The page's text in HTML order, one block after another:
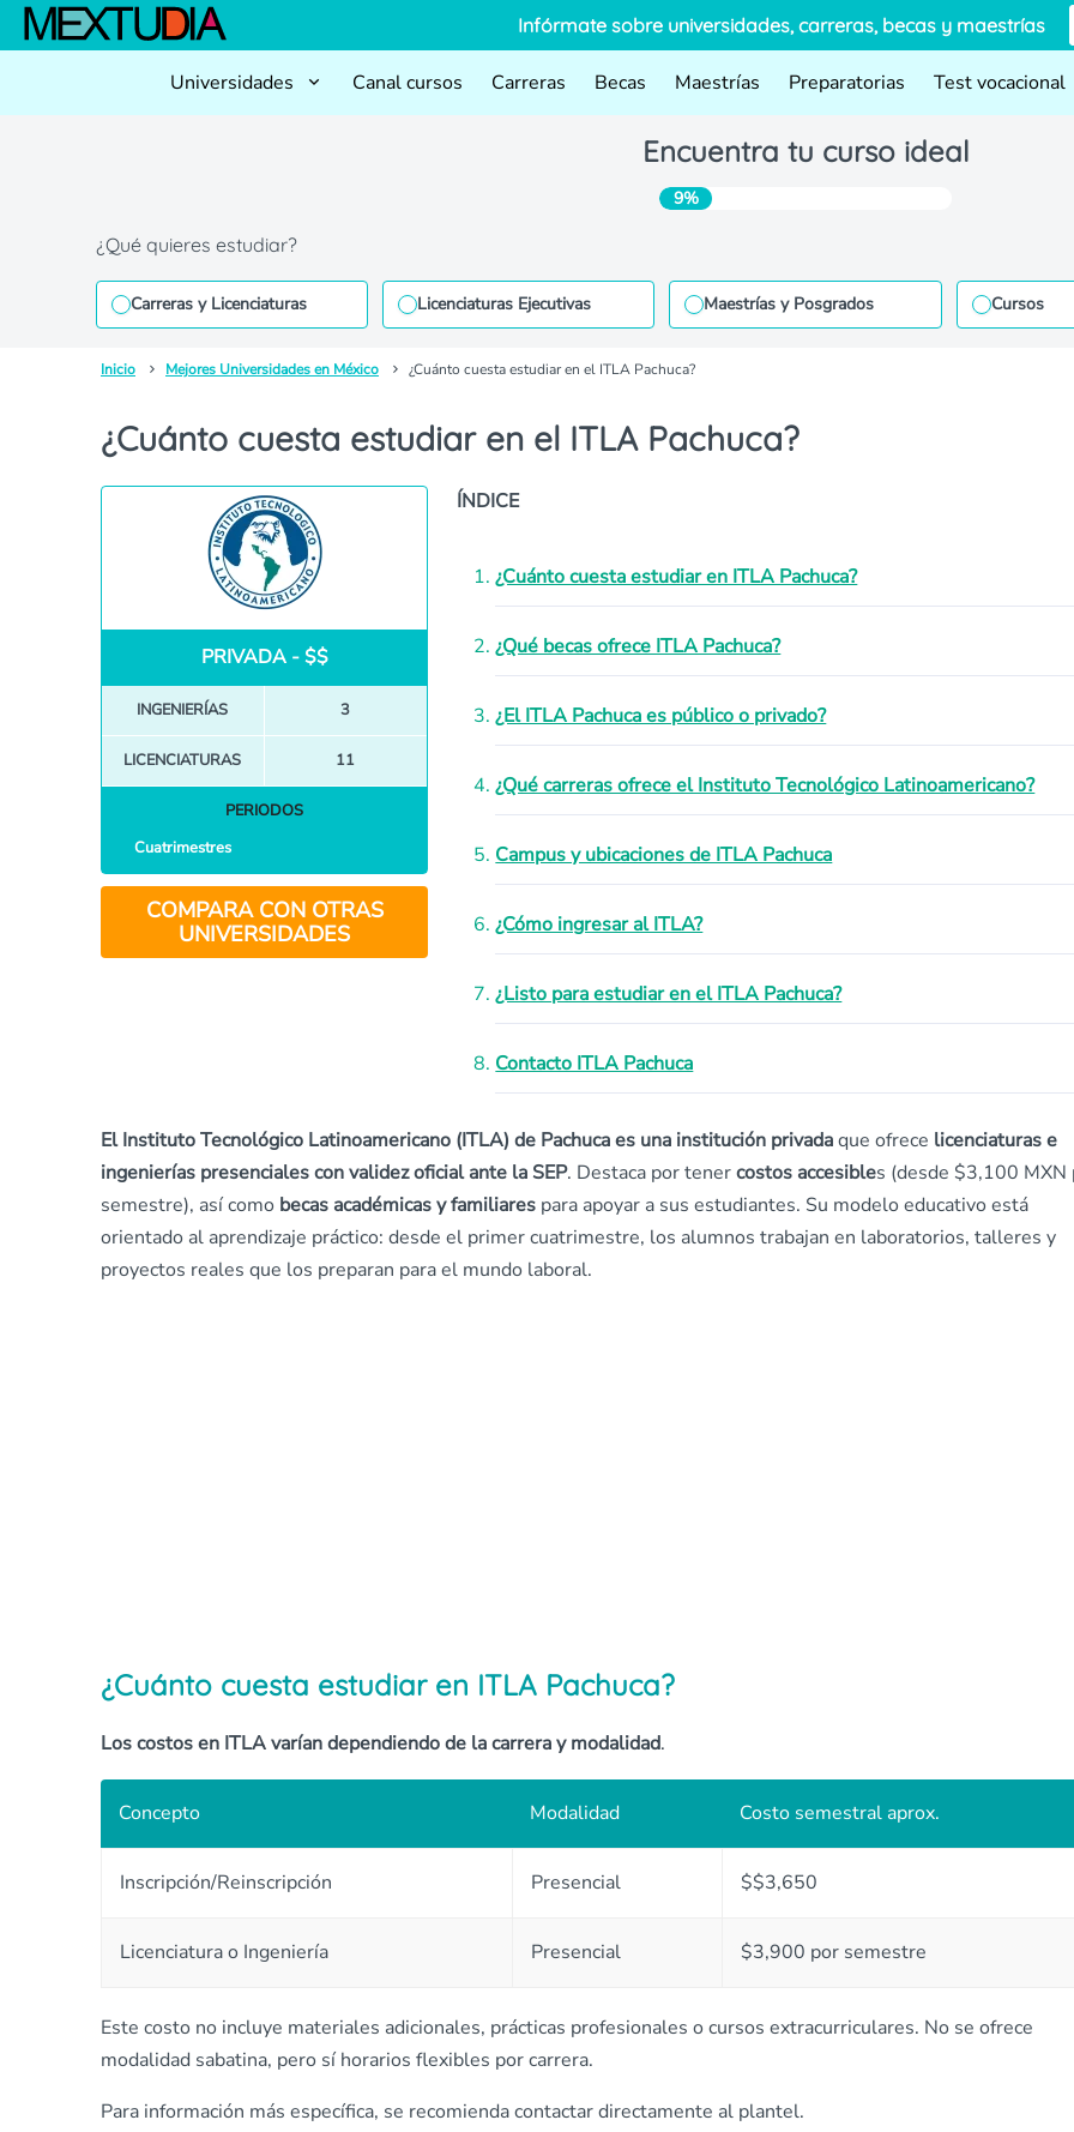
Infórmate sobre universidades, carreras, becas y maestrías
Universidades Canal cursos Carreras Becas Maestrías Preparatorias Test vocacional
Encuentra tu curso ideal
9%
¿Qué quieres estudiar?
Carreras y Licenciaturas Licenciaturas Ejecutivas Maestrías y Posgrados Cursos
Inicio Mejores Universidades en México ¿Cuánto cuesta estudiar en el ITLA Pachuca?
¿Cuánto cuesta estudiar en el ITLA Pachuca?
PRIVADA - $$
INGENIERÍAS 3
LICENCIATURAS 11
PERIODOS
Cuatrimestres
COMPARA CON OTRAS
UNIVERSIDADES
ÍNDICE
¿Cuánto cuesta estudiar en ITLA Pachuca?
¿Qué becas ofrece ITLA Pachuca?
¿El ITLA Pachuca es público o privado?
¿Qué carreras ofrece el Instituto Tecnológico Latinoamericano?
Campus y ubicaciones de ITLA Pachuca
¿Cómo ingresar al ITLA?
¿Listo para estudiar en el ITLA Pachuca?
Contacto ITLA Pachuca
El Instituto Tecnológico Latinoamericano (ITLA) de Pachuca es una institución privadaque ofrece licenciaturas e
ingenierías presenciales con validez oficial ante la SEP. Destaca por tenercostos accesibles (desde $3,100 MXN
semestre), así como becas académicas y familiares para apoyar a sus estudiantes. Su modelo educativo está
orientado al aprendizaje práctico: desde el primer cuatrimestre, los alumnos trabajan en laboratorios, talleres y
proyectos reales que los preparan para el mundo laboral.
¿Cuánto cuesta estudiar en ITLA Pachuca?
Los costos en ITLA varían dependiendo de la carrera y modalidad.
Concepto Modalidad Costo semestral aprox.
Inscripción/Reinscripción Presencial $$3,650
Licenciatura o Ingeniería Presencial $3,900 por semestre
Este costo no incluye materiales adicionales, prácticas profesionales o cursos extracurriculares. No se ofrece
modalidad sabatina, pero sí horarios flexibles por carrera.
Para información más específica, se recomienda contactar directamente al plantel.